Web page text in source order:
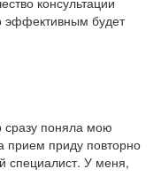
эффективным будет
сразу поняла мою
прием приду повторно
специалист. У меня,